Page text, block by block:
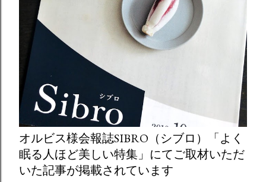
オルビス様会報誌SIBRO（シブロ）「よく
眠る人ほど美しい特集」にてご取材いただ
いた記事が掲載されています